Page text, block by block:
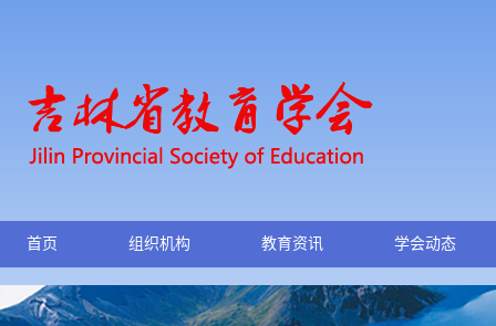
首页 组织机构 教育资讯 学会动态